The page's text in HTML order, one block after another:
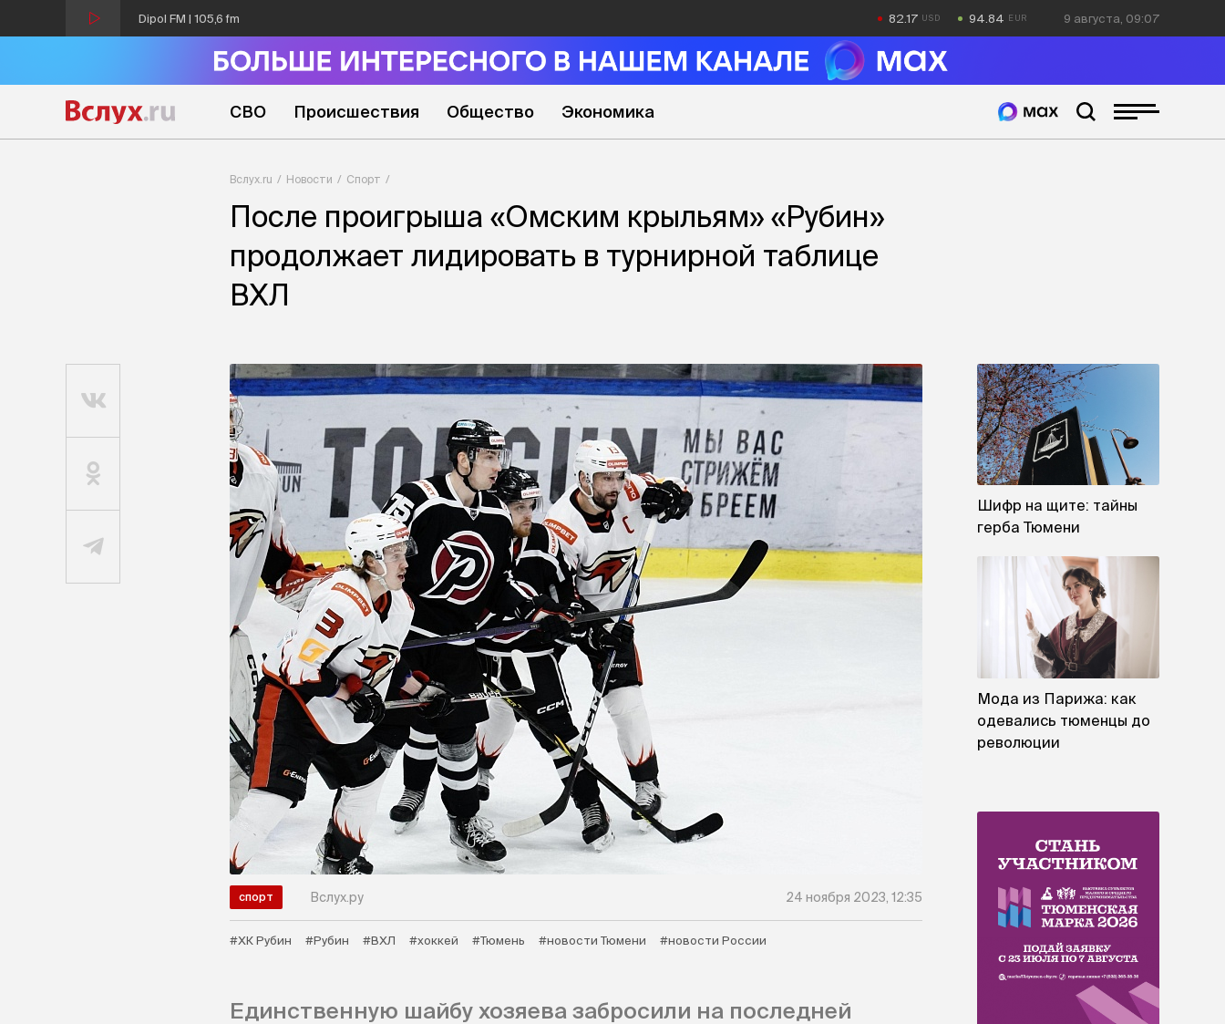
Dipol FM | 105,6 fm 82.17 94.84 9 августа, 09:07
СВО Происшествия Общество Экономика
Вслух.ru Новости Спорт
После проигрыша «Омским крыльям» «Рубин»
продолжает лидировать в турнирной таблице
ВХЛ
спорт Вслух.ру 24 ноября 2023, 12:35
#ХК Рубин #Рубин #ВХЛ #хоккей #Тюмень #новости Тюмени #новости России
Единственную шайбу хозяева забросили на последней
Шифр на щите: тайны
герба Тюмени
Мода из Парижа: как
одевались тюменцы до
революции